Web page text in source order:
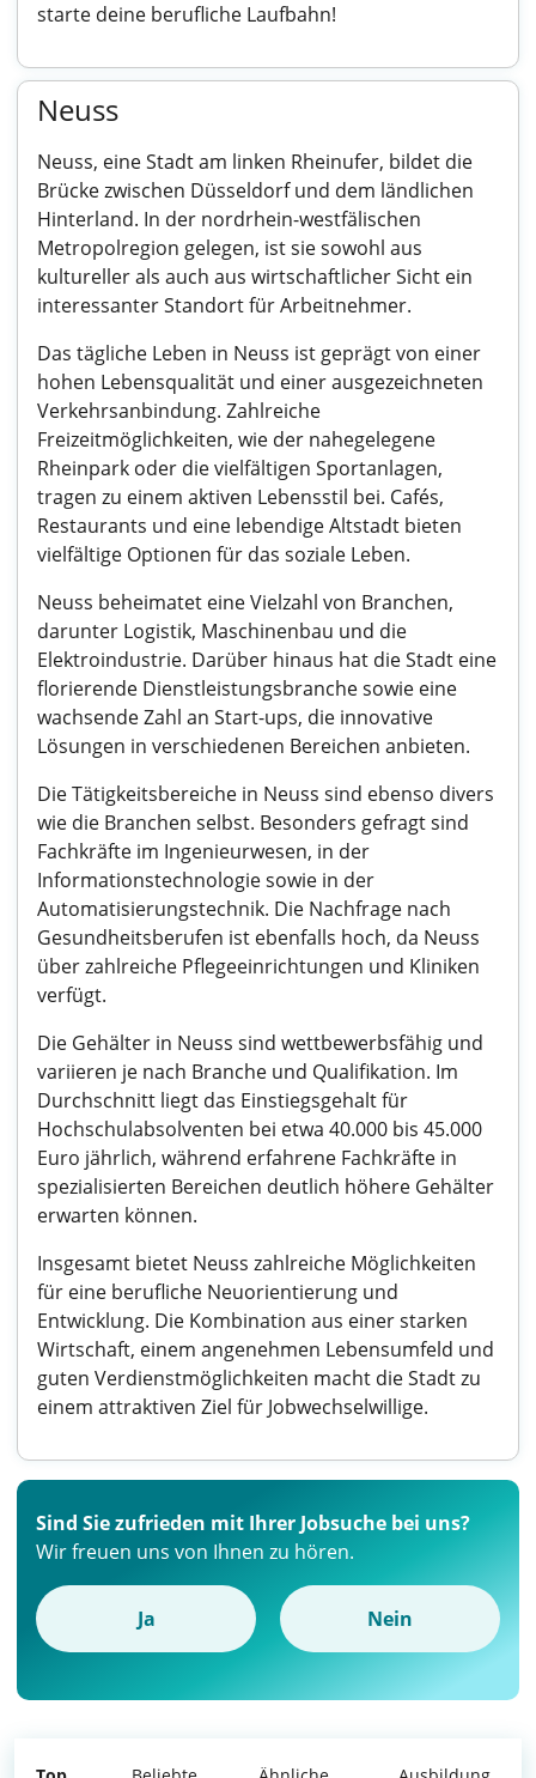
starte deine berufliche Laufbahn!
Neuss
Neuss, eine Stadt am linken Rheinufer, bildet die
Brücke zwischen Düsseldorf und dem ländlichen
Hinterland. In der nordrhein-westfälischen
Metropolregion gelegen, ist sie sowohl aus
kultureller als auch aus wirtschaftlicher Sicht ein
interessanter Standort für Arbeitnehmer.
Das tägliche Leben in Neuss ist geprägt von einer
hohen Lebensqualität und einer ausgezeichneten
Verkehrsanbindung. Zahlreiche
Freizeitmöglichkeiten, wie der nahegelegene
Rheinpark oder die vielfältigen Sportanlagen,
tragen zu einem aktiven Lebensstil bei. Cafés,
Restaurants und eine lebendige Altstadt bieten
vielfältige Optionen für das soziale Leben.
Neuss beheimatet eine Vielzahl von Branchen,
darunter Logistik, Maschinenbau und die
Elektroindustrie. Darüber hinaus hat die Stadt eine
florierende Dienstleistungsbranche sowie eine
wachsende Zahl an Start-ups, die innovative
Lösungen in verschiedenen Bereichen anbieten.
Die Tätigkeitsbereiche in Neuss sind ebenso divers
wie die Branchen selbst. Besonders gefragt sind
Fachkräfte im Ingenieurwesen, in der
Informationstechnologie sowie in der
Automatisierungstechnik. Die Nachfrage nach
Gesundheitsberufen ist ebenfalls hoch, da Neuss
über zahlreiche Pflegeeinrichtungen und Kliniken
verfügt.
Die Gehälter in Neuss sind wettbewerbsfähig und
variieren je nach Branche und Qualifikation. Im
Durchschnitt liegt das Einstiegsgehalt für
Hochschulabsolventen bei etwa 40.000 bis 45.000
Euro jährlich, während erfahrene Fachkräfte in
spezialisierten Bereichen deutlich höhere Gehälter
erwarten können.
Insgesamt bietet Neuss zahlreiche Möglichkeiten
für eine berufliche Neuorientierung und
Entwicklung. Die Kombination aus einer starken
Wirtschaft, einem angenehmen Lebensumfeld und
guten Verdienstmöglichkeiten macht die Stadt zu
einem attraktiven Ziel für Jobwechselwillige.
Sind Sie zufrieden mit Ihrer Jobsuche bei uns?
Wir freuen uns von Ihnen zu hören.
Ja Nein